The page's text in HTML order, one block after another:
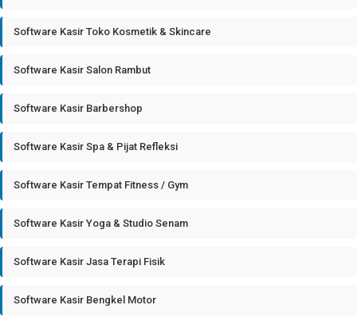
Software Kasir Toko Kosmetik & Skincare
Software Kasir Salon Rambut
Software Kasir Barbershop
Software Kasir Spa & Pijat Refleksi
Software Kasir Tempat Fitness / Gym
Software Kasir Yoga & Studio Senam
Software Kasir Jasa Terapi Fisik
Software Kasir Bengkel Motor